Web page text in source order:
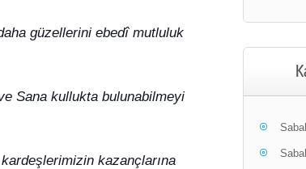
güzellerini ebedî mutluluk
Sana kullukta bulunabilmeyi
kazançlarına